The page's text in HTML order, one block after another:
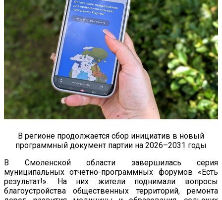
В регионе продолжается сбор инициатив в новый
программный документ партии на 2026–2031 годы
В Смоленской области завершилась серия
муниципальных отчетно-программных форумов «Есть
результат!». На них жители поднимали вопросы
благоустройства общественных территорий, ремонта